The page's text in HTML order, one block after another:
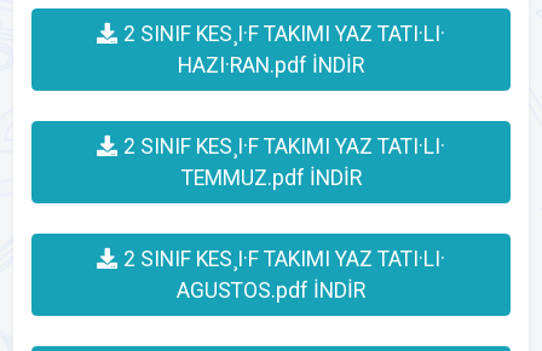
2 SINIF KES¸I·F TAKIMI YAZ TATI·LI·
HAZI·RAN.pdf İNDİR
2 SINIF KES¸I·F TAKIMI YAZ TATI·LI·
TEMMUZ.pdf İNDİR
2 SINIF KES¸I·F TAKIMI YAZ TATI·LI·
AGUSTOS.pdf İNDİR